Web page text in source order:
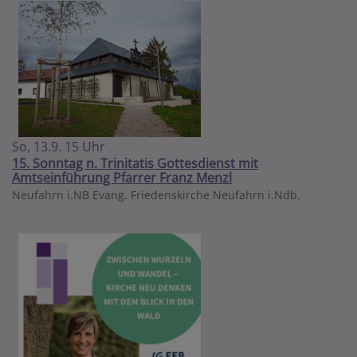
So, 13.9. 15 Uhr
15. Sonntag n. Trinitatis Gottesdienst mit
Amtseinführung Pfarrer Franz Menzl
Neufahrn i.NB Evang. Friedenskirche Neufahrn i.Ndb.